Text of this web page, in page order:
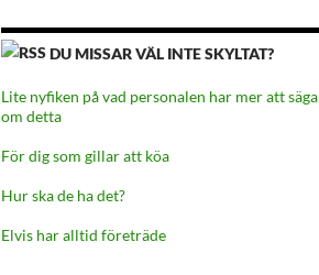
DU MISSAR VÄL INTE SKYLTAT?
Lite nyfiken på vad personalen har mer att säga
om detta
För dig som gillar att köa
Hur ska de ha det?
Elvis har alltid företräde